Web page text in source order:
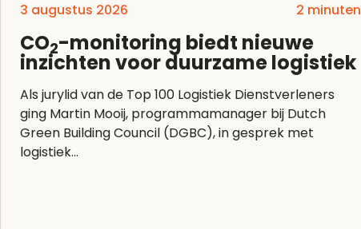
3 augustus 2026 2 minuten
CO2-monitoring biedt nieuwe
inzichten voor duurzame logistiek
Als jurylid van de Top 100 Logistiek Dienstverleners
ging Martin Mooij, programmamanager bij Dutch
Green Building Council (DGBC), in gesprek met
logistiek...